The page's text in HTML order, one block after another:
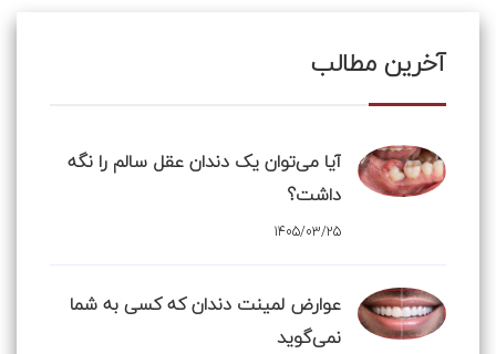
آخرین مطالب
آیا می‌توان یک دندان عقل سالم را نگه
داشت؟
1405/03/25
عوارض لمینت دندان که کسی به شما
نمی‌گوید